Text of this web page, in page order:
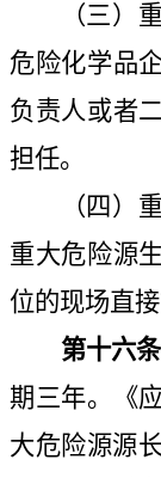
（三）
危险化学品
负责人或者
担任。
（四）
重大危险源
位的现场直
第十六条
期三年。《
大危险源源